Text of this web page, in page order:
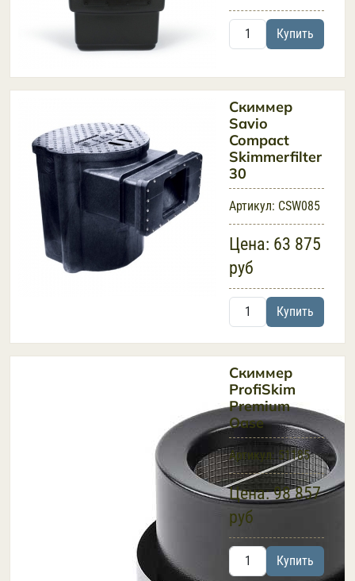
Купить
Скиммер
Savio
Compact
Skimmerfilter
30
Артикул: CSW085
Цена: 63 875
руб
Купить
Скиммер
ProfiSkim
Premium
Oase
Артикул:51185
Цена:98 857
руб
Купить